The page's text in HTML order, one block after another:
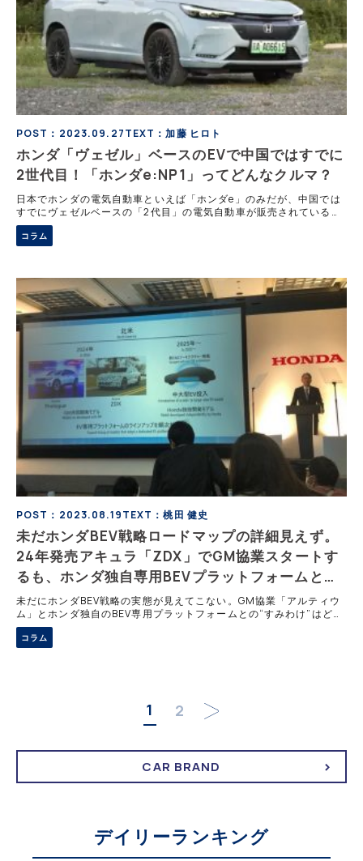
POST：2023.09.27TEXT：加藤 ヒロト
ホンダ「ヴェゼル」ベースのEVで中国ではすでに
2世代目！「ホンダe:NP1」ってどんなクルマ？
日本でホンダの電気自動車といえば「ホンダe」のみだが、中国では
すでにヴェゼルベースの「2代目」の電気自動車が販売されている。
この事実からも中国のBEV（バッテリー電気自動車）の普及の早さを
感じる。中国でホンダ製EVはど
コラム
POST：2023.08.19TEXT：桃田 健史
未だホンダBEV戦略ロードマップの詳細見えず。
24年発売アキュラ「ZDX」でGM協業スタートす
るも、ホンダ独自専用BEVプラットフォームと
の”すみわけ”は？
未だにホンダBEV戦略の実態が見えてこない。GM協業「アルティウ
ム」とホンダ独自のBEV専用プラットフォームとの“すみわけ”はどう
なるのか。また、日本でのBEVシフトに対してコンサバ過ぎる印象も
ある。ホンダのBEVはこれ
コラム
1 2
CAR BRAND
デイリーランキング